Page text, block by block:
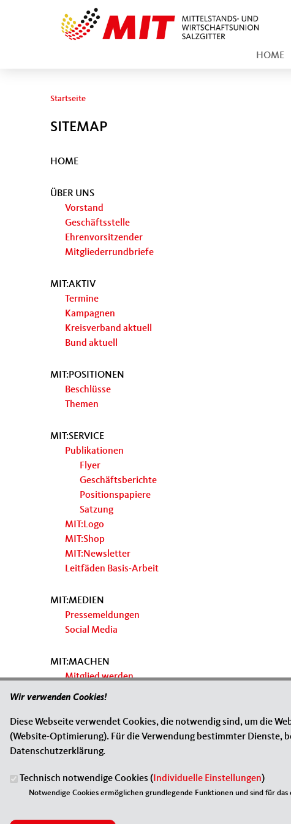
HOME
Sie sind hier
Startseite
SITEMAP
HOME
ÜBER UNS
Vorstand
Geschäftsstelle
Ehrenvorsitzender
Mitgliederrundbriefe
MIT:AKTIV
Termine
Kampagnen
Kreisverband aktuell
Bund aktuell
MIT:POSITIONEN
Beschlüsse
Themen
MIT:SERVICE
Publikationen
Flyer
Geschäftsberichte
Positionspapiere
Satzung
MIT:Logo
MIT:Shop
MIT:Newsletter
Leitfäden Basis-Arbeit
MIT:MEDIEN
Pressemeldungen
Social Media
MIT:MACHEN
Mitglied werden
Spenden
Fußbereich
Mittelstands- und Wirtschaftsvereinigung der CDU in Niedersachsen
Berliner Straße 31
Wir verwenden Cookies!
Diese Webseite verwendet Cookies, die notwendig sind, um die
(Website-Optimierung). Für die Verwendung bestimmter Dienste,
Datenschutzerklärung.
Technisch notwendige Cookies (Individuelle Einstellungen)
Notwendige Cookies ermöglichen grundlegende Funktionen und sind für